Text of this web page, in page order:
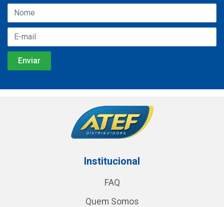
Institucional
FAQ
Quem Somos